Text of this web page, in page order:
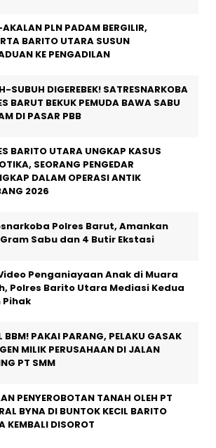
PLN PADAM BERGILIR,
BARITO UTARA SUSUN
KE PENGADILAN
SUBUH DIGEREBEK! SATRESNARKOBA
BARUT BEKUK PEMUDA BAWA SABU
DI PASAR PBB
BARITO UTARA UNGKAP KASUS
SEORANG PENGEDAR
DALAM OPERASI ANTIK
2026
Polres Barut, Amankan
Gram Sabu dan 4 Butir Ekstasi
Penganiayaan Anak di Muara
Polres Barito Utara Mediasi Kedua
Pihak
BBM! PAKAI PARANG, PELAKU GASAK
MILIK PERUSAHAAN DI JALAN
PT SMM
PENYEROBOTAN TANAH OLEH PT
BYNA DI BUNTOK KECIL BARITO
KEMBALI DISOROT